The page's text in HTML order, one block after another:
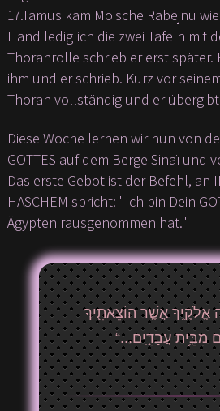
17.Tamus kam Moische Rabejnu
Hand lediglich die zwei Tafeln mit
Thorahrolle schrieb er erst später.
ihm und er schrieb. Kurz vor
Thorah vollständig und er
Diese Woche lernen wir nun von
GOTTES auf dem Berge Sinaï und
Das erste Gebot ist der Befehl, an
HASCHEM spricht: "Ich bin Dein
Ägypten rausgenommen hat."
ה אֱלֹקֶ֑֔יךָ אֲשֶׁ֧ר הוֹצֵאתִ֛יךָ
מִבֵּ֣֥ית עֲבָדִ֑͏ֽים...“